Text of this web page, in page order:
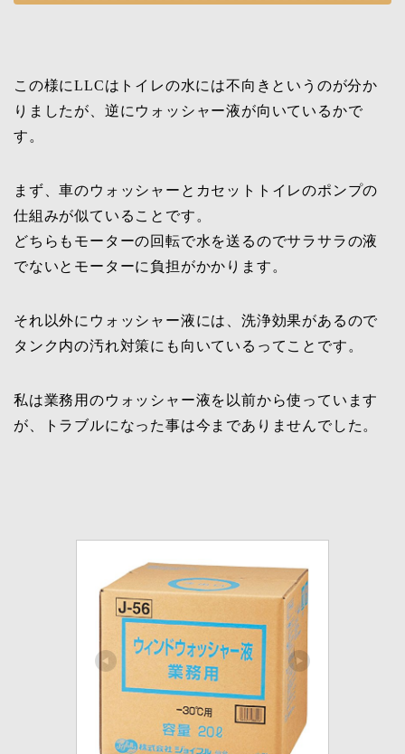
この様にLLCはトイレの水には不向きというのが分か
りましたが、逆にウォッシャー液が向いているかで
す。
まず、車のウォッシャーとカセットトイレのポンプの
仕組みが似ていることです。
どちらもモーターの回転で水を送るのでサラサラの液
でないとモーターに負担がかかります。
それ以外にウォッシャー液には、洗浄効果があるので
タンク内の汚れ対策にも向いているってことです。
私は業務用のウォッシャー液を以前から使っています
が、トラブルになった事は今までありませんでした。